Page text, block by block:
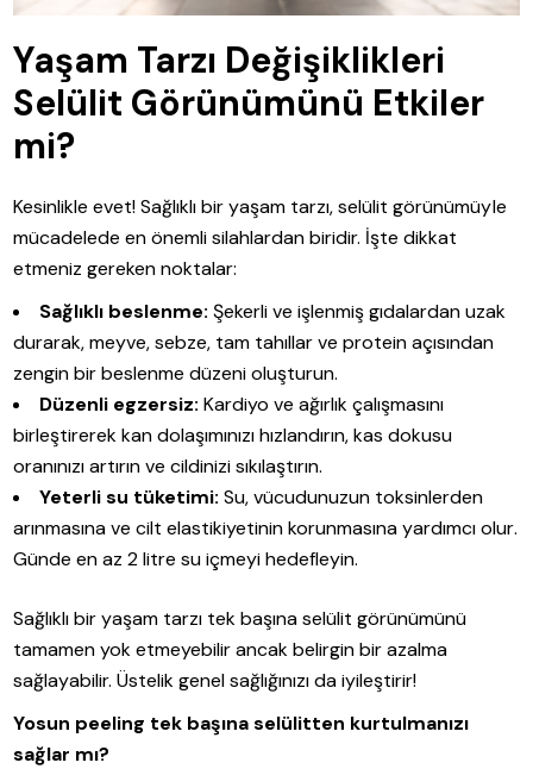
Yaşam Tarzı Değişiklikleri
Selülit Görünümünü Etkiler
mi?
Kesinlikle evet! Sağlıklı bir yaşam tarzı, selülit görünümüyle
mücadelede en önemli silahlardan biridir. İşte dikkat
etmeniz gereken noktalar:
Sağlıklı beslenme: Şekerli ve işlenmiş gıdalardan uzak
durarak, meyve, sebze, tam tahıllar ve protein açısından
zengin bir beslenme düzeni oluşturun.
Düzenli egzersiz: Kardiyo ve ağırlık çalışmasını
birleştirerek kan dolaşımınızı hızlandırın, kas dokusu
oranınızı artırın ve cildinizi sıkılaştırın.
Yeterli su tüketimi: Su, vücudunuzun toksinlerden
arınmasına ve cilt elastikiyetinin korunmasına yardımcı olur.
Günde en az 2 litre su içmeyi hedefleyin.
Sağlıklı bir yaşam tarzı tek başına selülit görünümünü
tamamen yok etmeyebilir ancak belirgin bir azalma
sağlayabilir. Üstelik genel sağlığınızı da iyileştirir!
Yosun peeling tek başına selülitten kurtulmanızı
sağlar mı?